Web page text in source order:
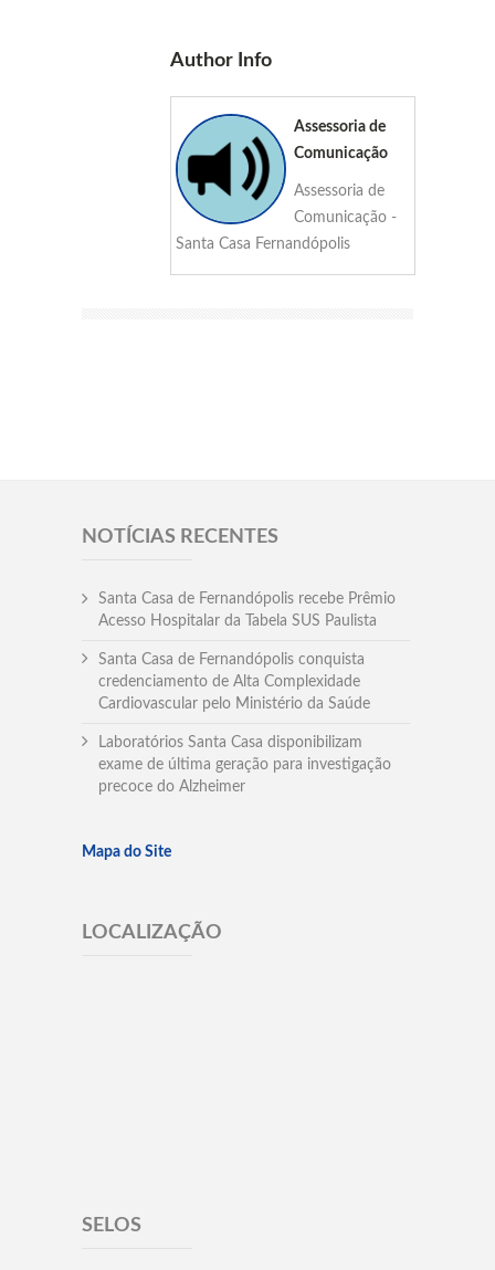
Author Info
Assessoria de
Comunicação
Assessoria de
Comunicação -
Santa Casa Fernandópolis
NOTÍCIAS RECENTES
Santa Casa de Fernandópolis recebe Prêmio
Acesso Hospitalar da Tabela SUS Paulista
Santa Casa de Fernandópolis conquista
credenciamento de Alta Complexidade
Cardiovascular pelo Ministério da Saúde
Laboratórios Santa Casa disponibilizam
exame de última geração para investigação
precoce do Alzheimer
Mapa do Site
LOCALIZAÇÃO
SELOS